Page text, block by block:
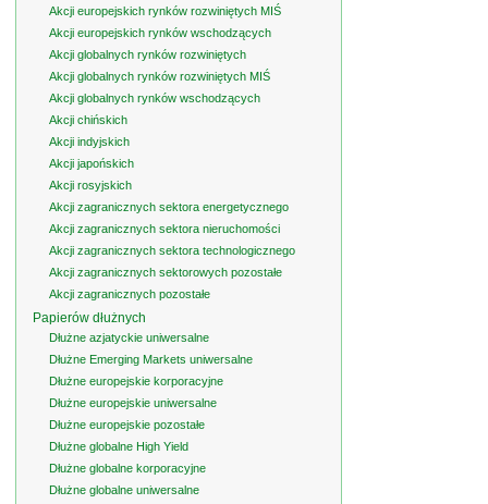
Akcji europejskich rynków rozwiniętych MIŚ
Akcji europejskich rynków wschodzących
Akcji globalnych rynków rozwiniętych
Akcji globalnych rynków rozwiniętych MIŚ
Akcji globalnych rynków wschodzących
Akcji chińskich
Akcji indyjskich
Akcji japońskich
Akcji rosyjskich
Akcji zagranicznych sektora energetycznego
Akcji zagranicznych sektora nieruchomości
Akcji zagranicznych sektora technologicznego
Akcji zagranicznych sektorowych pozostałe
Akcji zagranicznych pozostałe
Papierów dłużnych
Dłużne azjatyckie uniwersalne
Dłużne Emerging Markets uniwersalne
Dłużne europejskie korporacyjne
Dłużne europejskie uniwersalne
Dłużne europejskie pozostałe
Dłużne globalne High Yield
Dłużne globalne korporacyjne
Dłużne globalne uniwersalne